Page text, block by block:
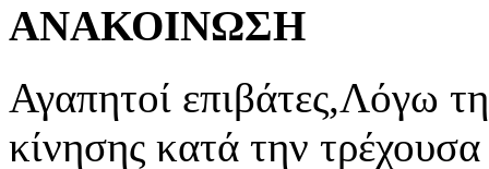
ΑΝΑΚΟΙΝΩΣΗ
Αγαπητοί επιβάτες,Λόγω
κίνησης κατά την